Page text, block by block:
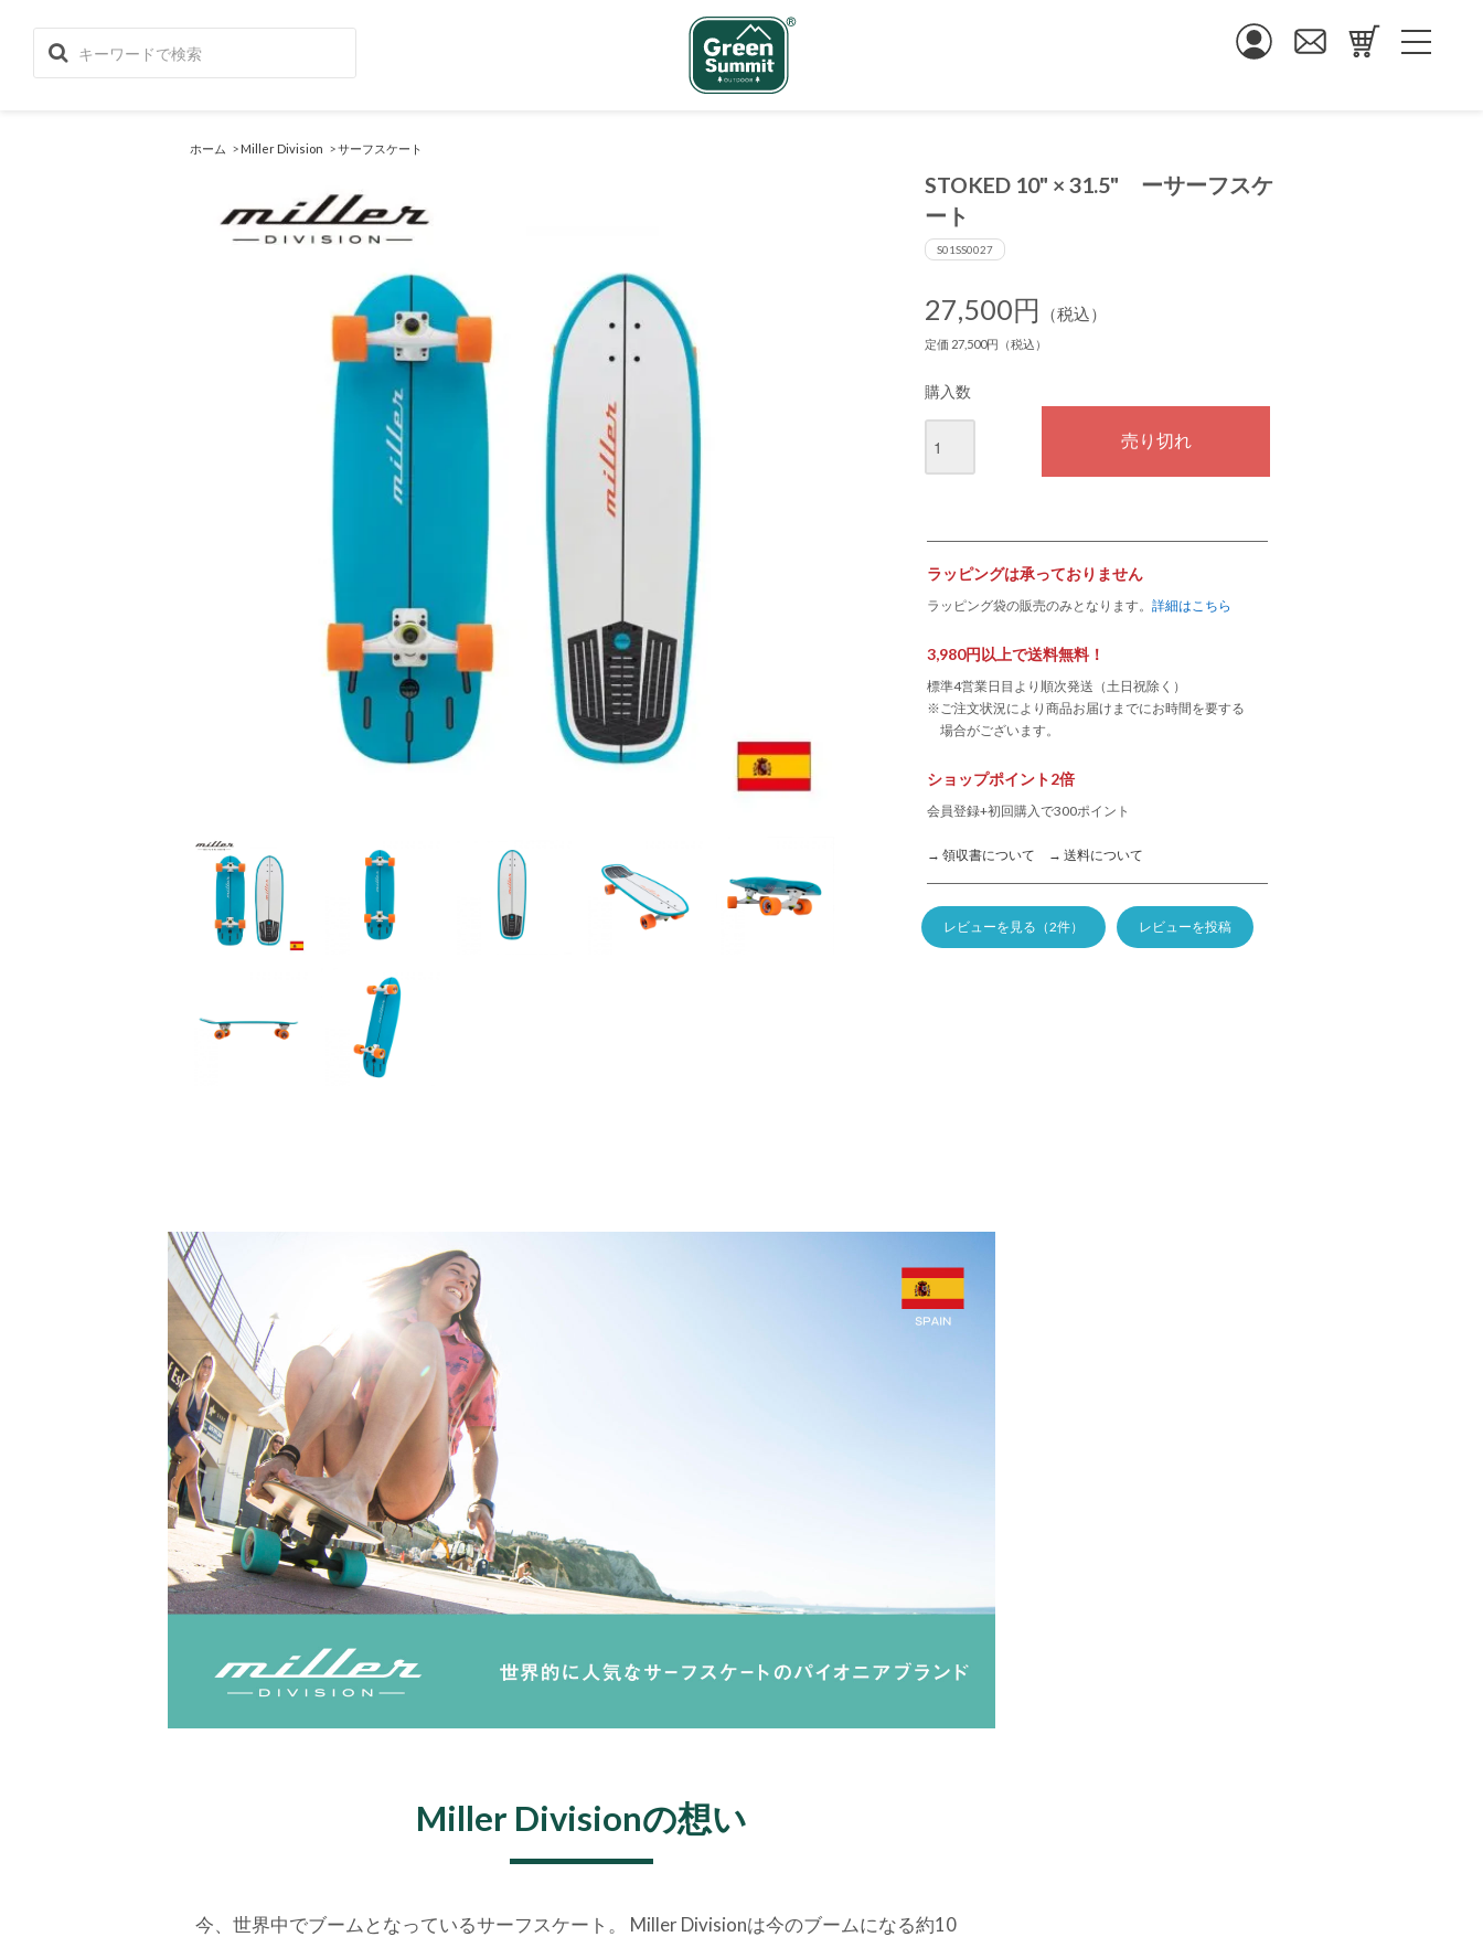
ホーム > Miller Division >サーフスケート
STOKED 10" × 31.5" ーサーフスケ
ート
S01SS0027
27,500円 （税込）
定価 27,500円（税込）
購入数
ラッピングは承っておりません
ラッピング袋の販売のみとなります。 詳細はこちら
3,980円以上で送料無料！
標準4営業日目より順次発送（土日祝除く）
※ご注文状況により商品お届けまでにお時間を要する
場合がございます。
ショップポイント2倍
会員登録+初回購入で300ポイント
→ 領収書について → 送料について
レビューを見る（2件） レビューを投稿
Miller Divisionの想い
今、世界中でブームとなっているサーフスケート。 Miller Divisionは今のブームになる約10